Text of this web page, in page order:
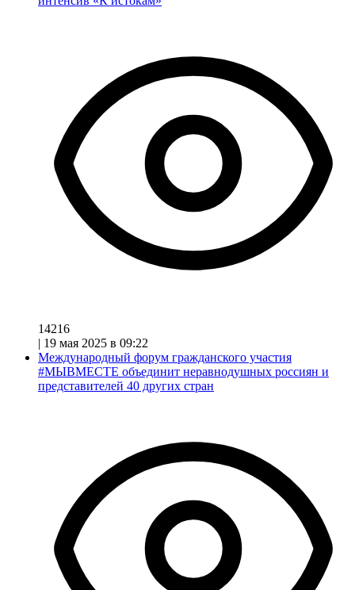
14216
| 19 мая 2025 в 09:22
Международный форум гражданского участия
#МЫВМЕСТЕ объединит неравнодушных россиян и
представителей 40 других стран